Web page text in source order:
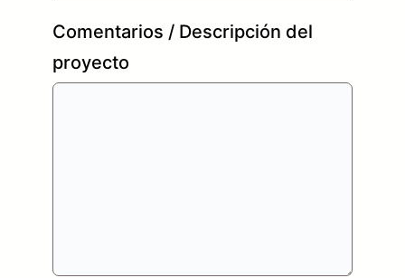
Comentarios / Descripción del
proyecto